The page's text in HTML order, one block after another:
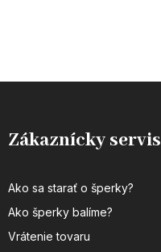
Zákaznícky servis
Ako sa starať o šperky?
Ako šperky balíme?
Vrátenie tovaru